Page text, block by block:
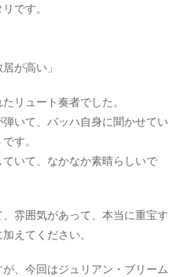
です。
が高い」
リュート奏者でした。
いて、バッハ自身に聞かせてい
す。
いて、なかなか素晴らしいで
雰囲気があって、本当に重宝す
えてください。
、今回はジュリアン・ブリーム